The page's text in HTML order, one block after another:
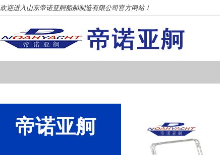
欢迎进入山东帝诺亚舸船舶制造有限公司官方网站！
帝诺亚舸